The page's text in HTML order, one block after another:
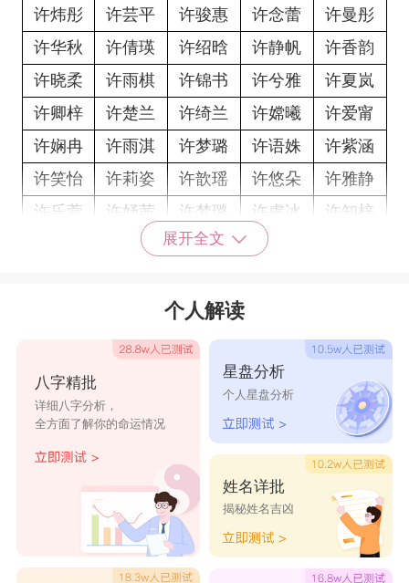
许炜彤
许芸平 许骏惠 许念蕾
许曼彤
许华秋
许倩瑛 许绍晗 许静帆
许香韵
许晓柔
许雨棋 许锦书 许兮雅
许夏岚
许卿梓
许楚兰 许绮兰 许嫦曦
许爱甯
许娴冉
许雨淇 许梦璐 许语姝
许紫涵
许笑怡
许莉姿 许歆瑶 许悠朵
许雅静
许乐萱
许妤茜 许梦璐 许虞冰
许知梓
许乐萱 许佑怡 许璟雯
展开全文
个人解读
八字精批
详细八字分析，
全方面了解你的命运情况
星盘分析
个人星盘分析
姓名详批
揭秘姓名吉凶